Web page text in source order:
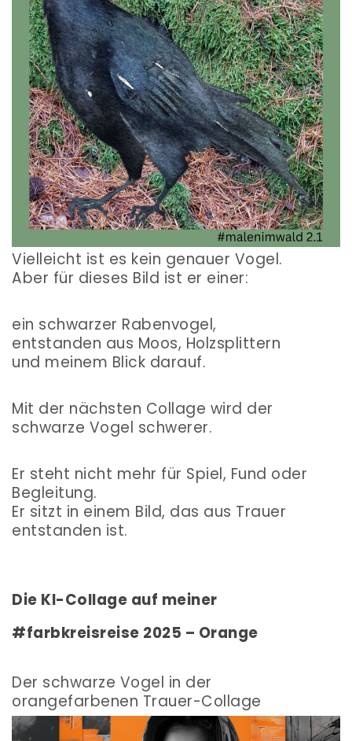
Vielleicht ist es kein genauer Vogel.
Aber für dieses Bild ist er einer:
ein schwarzer Rabenvogel,
entstanden aus Moos, Holzsplittern
und meinem Blick darauf.
Mit der nächsten Collage wird der
schwarze Vogel schwerer.
Er steht nicht mehr für Spiel, Fund oder
Begleitung.
Er sitzt in einem Bild, das aus Trauer
entstanden ist.
Die KI-Collage auf meiner
#farbkreisreise 2025 – Orange
Der schwarze Vogel in der
orangefarbenen Trauer-Collage